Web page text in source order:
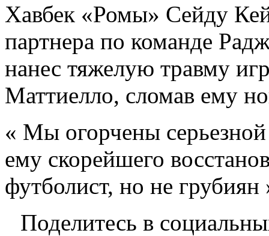
Хавбек «Ромы» Сейду
партнера по команде
нанес тяжелую травму
Маттиелло, сломав ему
« Мы огорчены
ему скорейшего
футболист, но не
Поделитесь в